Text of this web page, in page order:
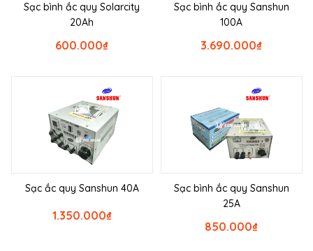
Sạc bình ắc quy Solarcity
20Ah
₫
600.000
Sạc bình ắc quy Sanshun
100A
₫
3.690.000
Sạc ắc quy Sanshun 40A
₫
1.350.000
Sạc bình ắc quy Sanshun
25A
₫
850.000